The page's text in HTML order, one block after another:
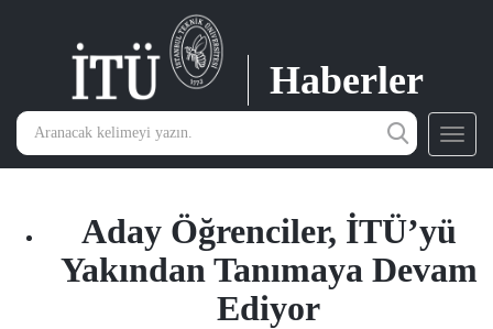
Haberler
Aday Öğrenciler, İTÜ’yü
Yakından Tanımaya Devam
Ediyor